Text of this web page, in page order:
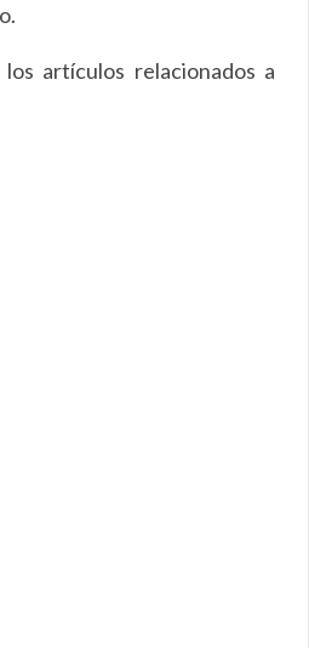
artículos relacionados a